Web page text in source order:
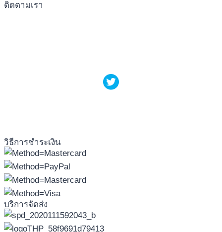
ติดตามเรา
วิธีการชำระเงิน
บริการจัดส่ง